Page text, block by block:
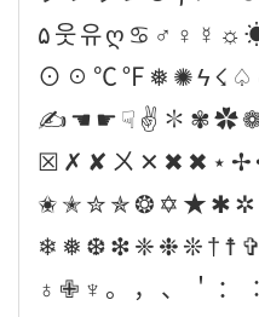
۵웃유ღ♋♂♀☿☼☀☁☂☄☾☽❄☃☈
☒✗✘ㄨ
♁✙♆。，、＇：∶